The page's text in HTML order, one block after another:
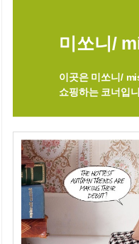
미쏘니/
이곳은 미쏘니/
쇼핑하는 코너입